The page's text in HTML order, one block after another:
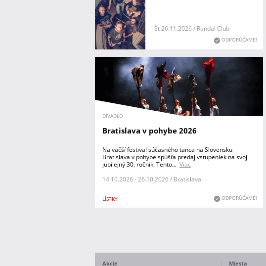
Št 26.11.2026 / Randal Club
ODPORÚČAME!
DIVADLO
Bratislava v pohybe 2026
LÍSTKY
Najväčší festival súčasného tanca na Slovensku
Bratislava v pohybe spúšťa predaj vstupeniek na svoj
jubilejný 30. ročník. Tento... Viac
14.10.2026 - 26.10.2026 / Bratislava
ODPORÚČAME!
Akcie Miesta